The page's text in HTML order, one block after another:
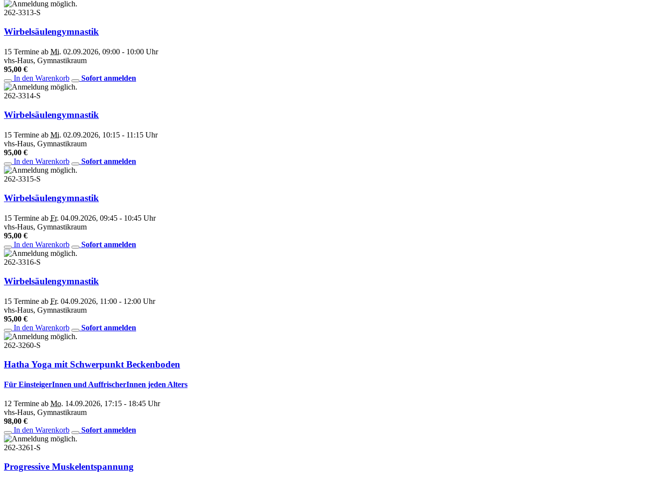
262-3313-S
Wirbelsäulengymnastik
15 Termine ab Mi. 02.09.2026, 09:00 - 10:00 Uhr
vhs-Haus, Gymnastikraum
95,00 €
In den Warenkorb
Sofort anmelden
262-3314-S
Wirbelsäulengymnastik
15 Termine ab Mi. 02.09.2026, 10:15 - 11:15 Uhr
vhs-Haus, Gymnastikraum
95,00 €
In den Warenkorb
Sofort anmelden
262-3315-S
Wirbelsäulengymnastik
15 Termine ab Fr. 04.09.2026, 09:45 - 10:45 Uhr
vhs-Haus, Gymnastikraum
95,00 €
In den Warenkorb
Sofort anmelden
262-3316-S
Wirbelsäulengymnastik
15 Termine ab Fr. 04.09.2026, 11:00 - 12:00 Uhr
vhs-Haus, Gymnastikraum
95,00 €
In den Warenkorb
Sofort anmelden
262-3260-S
Hatha Yoga mit Schwerpunkt Beckenboden
Für EinsteigerInnen und AuffrischerInnen jeden Alters
12 Termine ab Mo. 14.09.2026, 17:15 - 18:45 Uhr
vhs-Haus, Gymnastikraum
98,00 €
In den Warenkorb
Sofort anmelden
262-3261-S
Progressive Muskelentspannung